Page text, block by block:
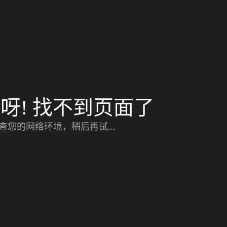
! 找不到页面了
您的网络环境，稍后再试...